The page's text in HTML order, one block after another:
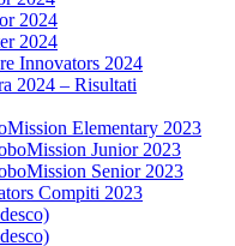
2024
2024
Innovators 2024
2024 – Risultati
Elementary 2023
Junior 2023
Senior 2023
Compiti 2023